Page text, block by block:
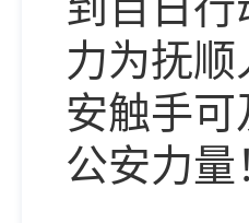
力为抚
安触手
公安力量